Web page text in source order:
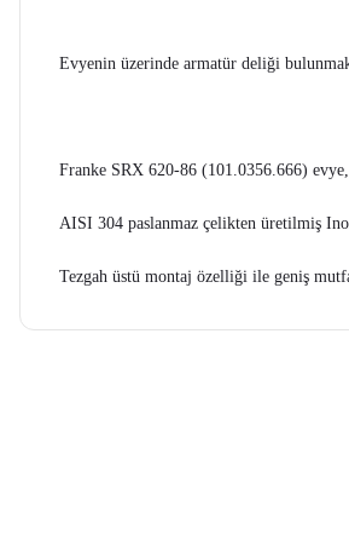
Evyenin üzerinde armatür deliği
Franke SRX 620-86 (101.0356.666)
AISI 304 paslanmaz çelikten üretilmiş
Tezgah üstü montaj özelliği ile geniş